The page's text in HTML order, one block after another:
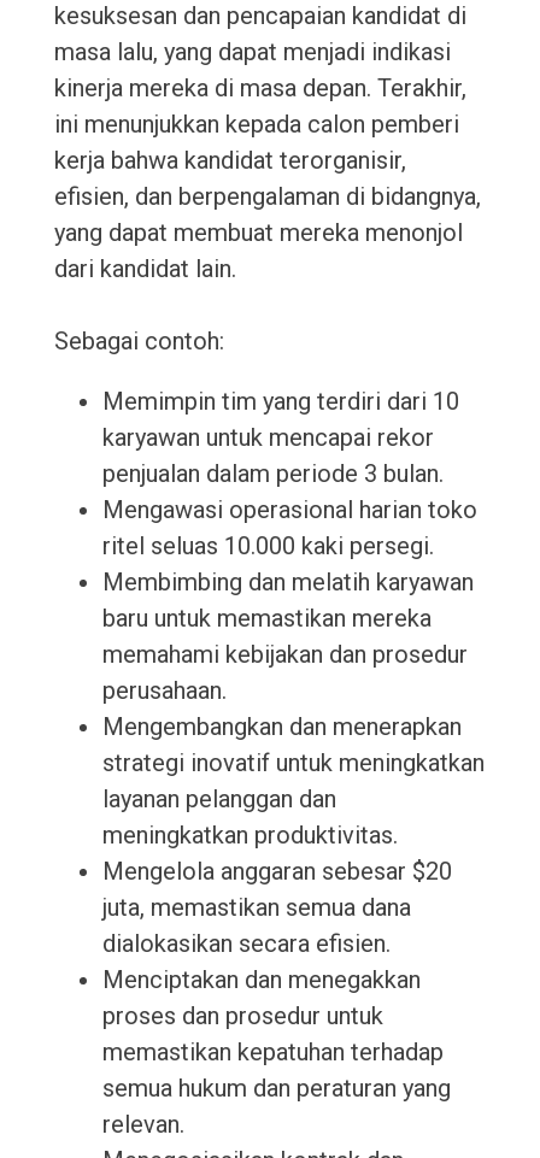
kesuksesan dan pencapaian kandidat di
masa lalu, yang dapat menjadi indikasi
kinerja mereka di masa depan. Terakhir,
ini menunjukkan kepada calon pemberi
kerja bahwa kandidat terorganisir,
efisien, dan berpengalaman di bidangnya,
yang dapat membuat mereka menonjol
dari kandidat lain.
Sebagai contoh:
Memimpin tim yang terdiri dari 10
karyawan untuk mencapai rekor
penjualan dalam periode 3 bulan.
Mengawasi operasional harian toko
ritel seluas 10.000 kaki persegi.
Membimbing dan melatih karyawan
baru untuk memastikan mereka
memahami kebijakan dan prosedur
perusahaan.
Mengembangkan dan menerapkan
strategi inovatif untuk meningkatkan
layanan pelanggan dan
meningkatkan produktivitas.
Mengelola anggaran sebesar $20
juta, memastikan semua dana
dialokasikan secara efisien.
Menciptakan dan menegakkan
proses dan prosedur untuk
memastikan kepatuhan terhadap
semua hukum dan peraturan yang
relevan.